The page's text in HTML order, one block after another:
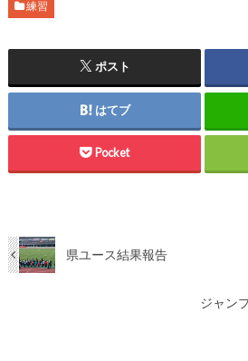
練習
ポスト
はてブ
Pocket
県ユース結果報告
ジャン